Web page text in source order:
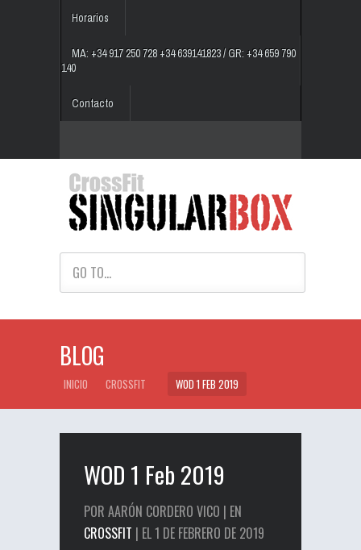
Horarios
MA: +34 917 250 728 +34 639141823 / GR: +34 659 790
140
Contacto
GO TO...
BLOG
INICIO CROSSFIT WOD 1 FEB 2019
WOD 1 Feb 2019
POR AARÓN CORDERO VICO | EN
CROSSFIT | EL 1 DE FEBRERO DE 2019